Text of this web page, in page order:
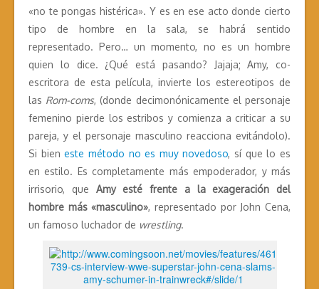
«no te pongas histérica». Y es en ese acto donde cierto
tipo de hombre en la sala, se habrá sentido
representado. Pero… un momento, no es un hombre
quien lo dice. ¿Qué está pasando? Jajaja; Amy, co-
escritora de esta película, invierte los estereotipos de
las Rom-coms, (donde decimonónicamente el personaje
femenino pierde los estribos y comienza a criticar a su
pareja, y el personaje masculino reacciona evitándolo).
Si bieneste método no es muy novedoso, sí que lo es
en estilo. Es completamente más empoderador, y más
irrisorio, que Amy esté frente a la exageración del
hombre más «masculino», representado por John Cena,
un famoso luchador de wrestling.